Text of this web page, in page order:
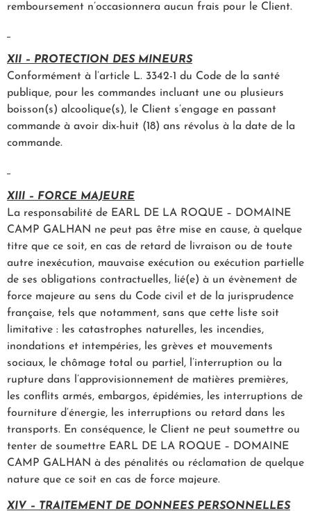
remboursement n’occasionnera aucun frais pour le Client.
XII – PROTECTION DES MINEURS
Conformément à l’article L. 3342-1 du Code de la santé
publique, pour les commandes incluant une ou plusieurs
boisson(s) alcoolique(s), le Client s’engage en passant
commande à avoir dix-huit (18) ans révolus à la date de la
commande.
XIII – FORCE MAJEURE
La responsabilité de EARL DE LA ROQUE – DOMAINE
CAMP GALHAN ne peut pas être mise en cause, à quelque
titre que ce soit, en cas de retard de livraison ou de toute
autre inexécution, mauvaise exécution ou exécution partielle
de ses obligations contractuelles, lié(e) à un évènement de
force majeure au sens du Code civil et de la jurisprudence
française, tels que notamment, sans que cette liste soit
limitative : les catastrophes naturelles, les incendies,
inondations et intempéries, les grèves et mouvements
sociaux, le chômage total ou partiel, l’interruption ou la
rupture dans l’approvisionnement de matières premières,
les conflits armés, embargos, épidémies, les interruptions de
fourniture d’énergie, les interruptions ou retard dans les
transports. En conséquence, le Client ne peut soumettre ou
tenter de soumettre EARL DE LA ROQUE – DOMAINE
CAMP GALHAN à des pénalités ou réclamation de quelque
nature que ce soit en cas de force majeure.
XIV – TRAITEMENT DE DONNEES PERSONNELLES